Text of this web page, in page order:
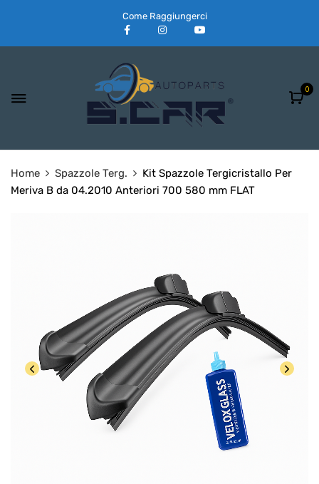
Come Raggiungerci
0
Home Spazzole Terg.
Kit Spazzole Tergicristallo Per
Meriva B da 04.2010 Anteriori 700 580 mm FLAT